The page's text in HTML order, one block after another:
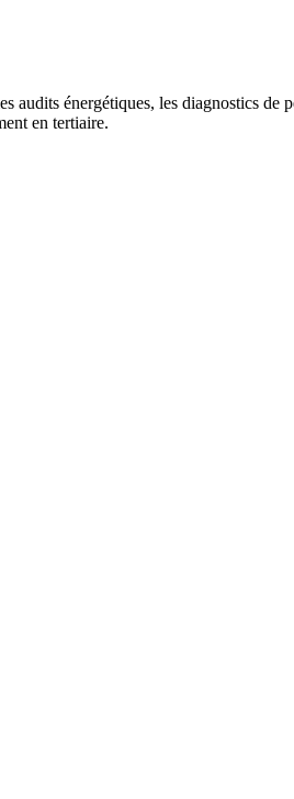
audits énergétiques, les diagnostics
en tertiaire.